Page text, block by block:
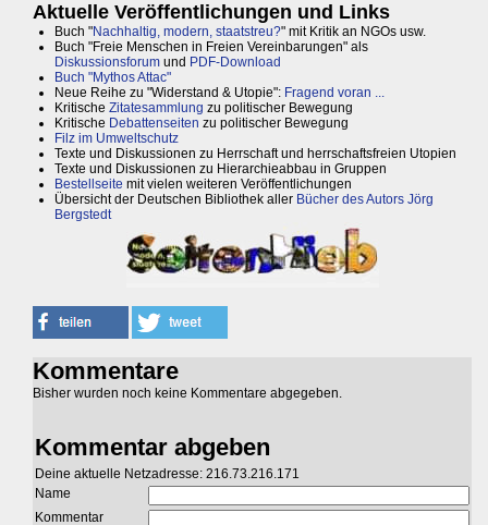
Aktuelle Veröffentlichungen und Links
Buch "Nachhaltig, modern, staatstreu?" mit Kritik an NGOs usw.
Buch "Freie Menschen in Freien Vereinbarungen" als
Diskussionsforum und PDF-Download
Buch "Mythos Attac"
Neue Reihe zu "Widerstand & Utopie": Fragend voran ...
Kritische Zitatesammlung zu politischer Bewegung
Kritische Debattenseiten zu politischer Bewegung
Filz im Umweltschutz
Texte und Diskussionen zu Herrschaft und herrschaftsfreien Utopien
Texte und Diskussionen zu Hierarchieabbau in Gruppen
Bestellseite mit vielen weiteren Veröffentlichungen
Übersicht der Deutschen Bibliothek aller Bücher des Autors Jörg
Bergstedt
Kommentare
Bisher wurden noch keine Kommentare abgegeben.
Kommentar abgeben
Deine aktuelle Netzadresse: 216.73.216.171
Name
Kommentar